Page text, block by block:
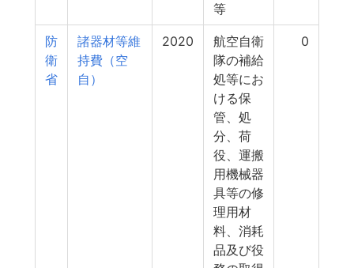
等
防
衛
省
諸器材等維
持費（空
自）
2020
航空自衛
隊の補給
処等にお
ける保
管、処
分、荷
役、運搬
用機械器
具等の修
理用材
料、消耗
品及び役
0